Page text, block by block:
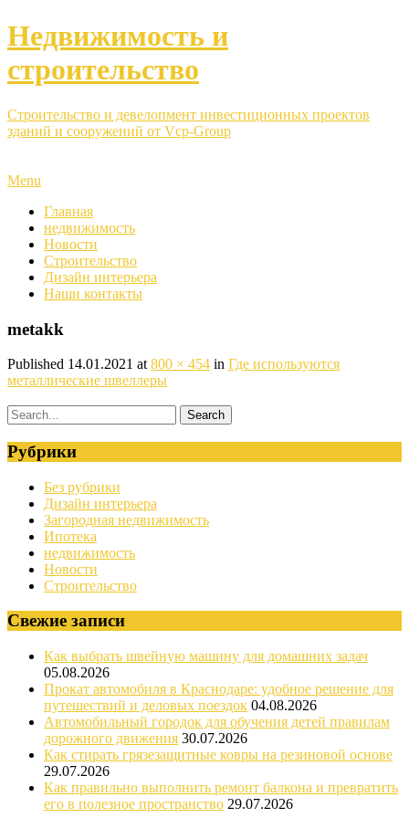
Недвижимость и
строительство
Строительство и девелопмент инвестиционных проектов
зданий и сооружений от Vcp-Group
Menu
Главная
недвижимость
Новости
Строительство
Дизайн интерьера
Наши контакты
metakk
Published 14.01.2021 at 800 × 454 in Где используются
металлические швеллеры
Рубрики
Без рубрики
Дизайн интерьера
Загородная недвижимость
Ипотека
недвижимость
Новости
Строительство
Свежие записи
Как выбрать швейную машину для домашних задач
05.08.2026
Прокат автомобиля в Краснодаре: удобное решение для
путешествий и деловых поездок 04.08.2026
Автомобильный городок для обучения детей правилам
дорожного движения 30.07.2026
Как стирать грязезащитные ковры на резиновой основе
29.07.2026
Как правильно выполнить ремонт балкона и превратить
его в полезное пространство 29.07.2026